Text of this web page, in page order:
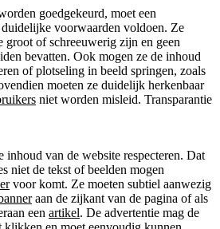
goedgekeurd, moet een
duidelijke voorwaarden voldoen. Ze
groot of schreeuwerig zijn en geen
bevatten. Ook mogen ze de inhoud
of plotseling in beeld springen, zoals
moeten ze duidelijk herkenbaar
niet worden misleid. Transparantie
inhoud van de website respecteren. Dat
niet de tekst of beelden mogen
voor komt. Ze moeten subtiel aanwezig
aan de zijkant van de pagina of als
een artikel. De advertentie mag de